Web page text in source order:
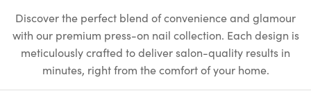
Discover the perfect blend of convenience and glamour
with our premium press-on nail collection. Each design is
meticulously crafted to deliver salon-quality results in
minutes, right from the comfort of your home.